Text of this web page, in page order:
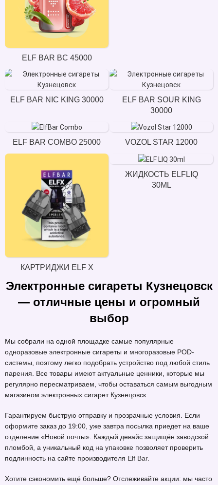
ELF BAR BC 45000
ELF BAR NIC KING 30000
ELF BAR SOUR KING
30000
ELF BAR COMBO 25000 VOZOL STAR 12000
КАРТРИДЖИ ELF X
ЖИДКОСТЬ ELFLIQ
30ML
Электронные сигареты Кузнецовск
— отличные цены и огромный
выбор
Мы собрали на одной площадке самые популярные
одноразовые электронные сигареты и многоразовые POD-
системы, поэтому легко подобрать устройство под любой стиль
парения. Все товары имеют актуальные ценники, которые мы
регулярно пересматриваем, чтобы оставаться самым выгодным
магазином электронных сигарет Кузнецовск.
Гарантируем быструю отправку и прозрачные условия. Если
оформите заказ до 19:00, уже завтра посылка приедет на ваше
отделение «Новой почты». Каждый девайс защищён заводской
пломбой, а уникальный код на упаковке позволяет проверить
подлинность на сайте производителя Elf Bar.
Хотите сэкономить ещё больше? Отслеживайте акции: мы часто